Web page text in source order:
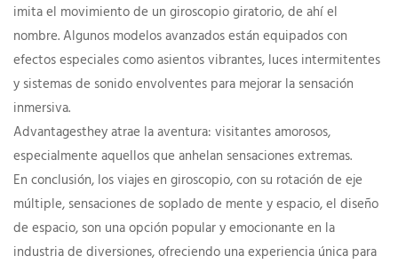
imita el movimiento de un giroscopio giratorio, de ahí el
nombre. Algunos modelos avanzados están equipados con
efectos especiales como asientos vibrantes, luces intermitentes
y sistemas de sonido envolventes para mejorar la sensación
inmersiva.
Advantagesthey atrae la aventura: visitantes amorosos,
especialmente aquellos que anhelan sensaciones extremas.
En conclusión, los viajes en giroscopio, con su rotación de eje
múltiple, sensaciones de soplado de mente y espacio, el diseño
de espacio, son una opción popular y emocionante en la
industria de diversiones, ofreciendo una experiencia única para